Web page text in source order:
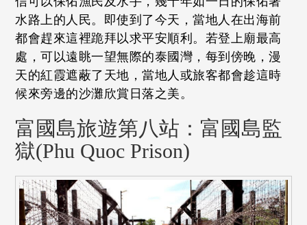
水路上的人民。即使到了今天，當地人在出海前
都會趕來這裡跪拜以求平安順利。若登上廟最高
處，可以遠眺一望無際的泰國灣，每到傍晚，漫
天的紅霞遮蔽了天地，當地人或旅客都會趁這時
候來旁邊的沙灘欣賞日落之美。
富國島旅遊第八站：富國島監
獄(Phu Quoc Prison)